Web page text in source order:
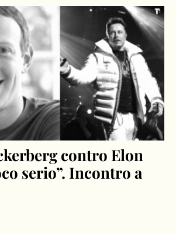
contro Elon
serio”. Incontro a